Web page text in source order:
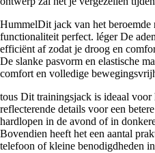
HummelDit jack van het beroemde
functionaliteit perfect. léger De
efficiënt af zodat je droog en
De slanke pasvorm en elastische
comfort en volledige
tous Dit trainingsjack is ideaal
reflecterende details voor een
hardlopen in de avond of in
Bovendien heeft het een aantal
telefoon of kleine benodigdheden